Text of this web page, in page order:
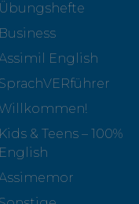
Übungshefte
Business
English
SprachVERführer
Willkommen!
Kids & Teens – 100%
English